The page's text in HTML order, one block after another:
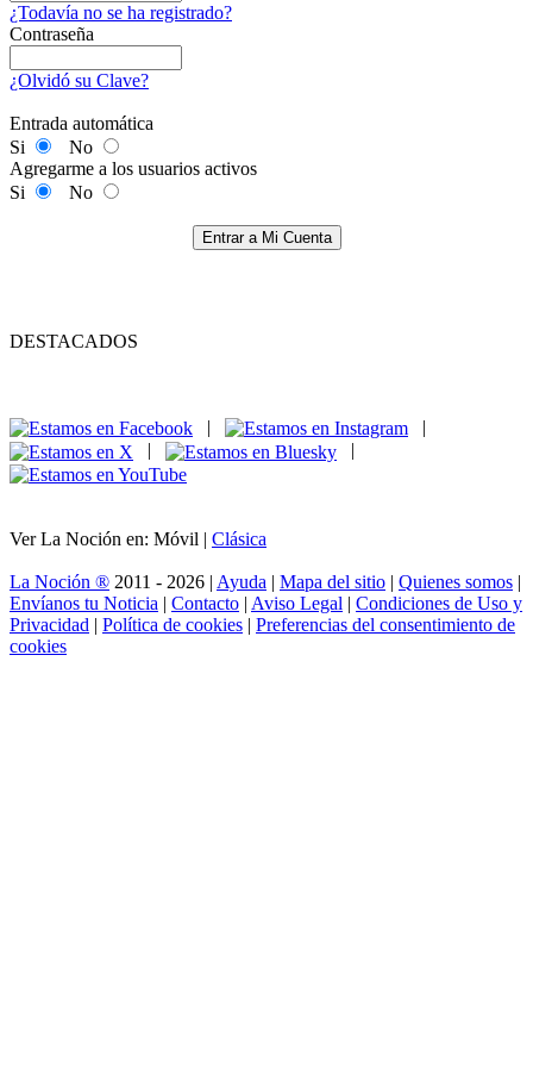
¿Todavía no se ha registrado?
Contraseña
¿Olvidó su Clave?
Entrada automática
Si
No
Agregarme a los usuarios activos
Si
No
Entrar a Mi Cuenta
DESTACADOS
|
|
|
|
Ver La Noción en: Móvil | Clásica
La Noción ® 2011 - 2026 | Ayuda | Mapa del sitio | Quienes somos |
Envíanos tu Noticia | Contacto | Aviso Legal | Condiciones de Uso y
Privacidad | Política de cookies | Preferencias del consentimiento de
cookies